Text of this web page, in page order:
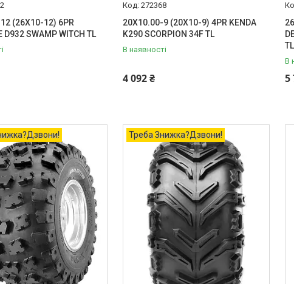
(26X10-12) 6PR
D932 SWAMP WITCH TL
272368
20X10.00-9 (20X10-9) 4PR KENDA
K290 SCORPION 34F TL
В наявності
4 092 ₴
TL
В
5
Треба Знижка?Дзвони!